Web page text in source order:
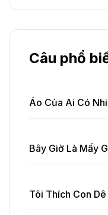
Câu phổ
Áo Của Ai Có
Bây Giờ Là Mấy
Tôi Thích Con Dê